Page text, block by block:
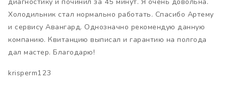
Холодильник стал нормально работать. Спасибо Артему
и сервису Авангард. Однозначно рекомендую данную
компанию. Квитанцию выписал и гарантию на полгода
дал мастер. Благодарю!
krisperm123